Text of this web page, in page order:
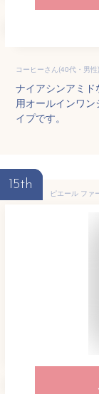
コーヒーさん(40代・男性)
ナイアシンアミ
用オールインワ
イプです。
15th